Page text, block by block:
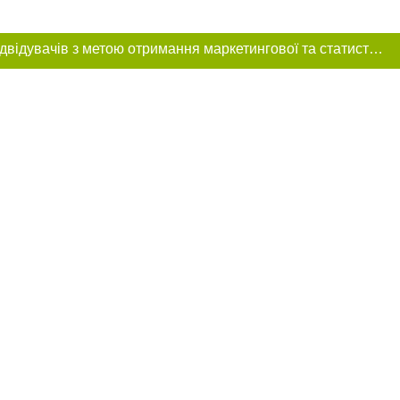
Цей сайт використовує «cookies». Також веб-сайт використовує інтернет-сервіс для збору технічних даних стосовно відвідувачів з метою отримання маркетингової та статистичної інформації. Умови обробки даних відвідувачів сайту див.